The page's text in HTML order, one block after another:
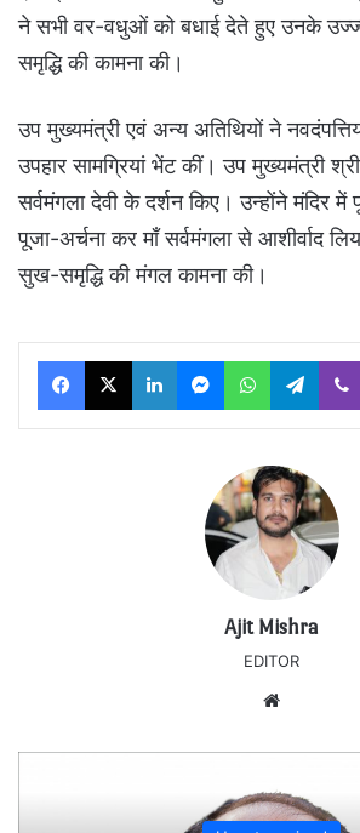
ने सभी वर-वधुओं को बधाई देते हुए उनके
समृद्धि की कामना की।
उप मुख्यमंत्री एवं अन्य अतिथियों ने
उपहार सामग्रियां भेंट कीं। उप मुख्यमंत्री
सर्वमंगला देवी के दर्शन किए। उन्होंने मंदिर में
पूजा-अर्चना कर माँ सर्वमंगला से आशीर्वाद
सुख-समृद्धि की मंगल कामना की।
Facebook
X LinkedInMessengerWhatsApp
Ajit Mishra
EDITOR